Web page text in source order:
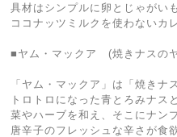
具材はシンプルに卵とじゃがい
ココナッツミルクを使わないカ
■ヤム・マックア (焼きナスの
「ヤム・マックア」は「焼きナ
トロトロになった青とろみナス
菜やハーブを和え、そこにナン
唐辛子のフレッシュな辛さが食